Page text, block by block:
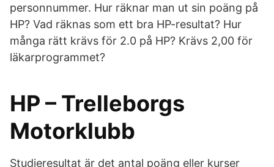
personnummer. Hur räknar man ut sin poäng på
HP? Vad räknas som ett bra HP-resultat? Hur
många rätt krävs för 2.0 på HP? Krävs 2,00 för
läkarprogrammet?
HP – Trelleborgs
Motorklubb
Studieresultat är det antal poäng eller kurser